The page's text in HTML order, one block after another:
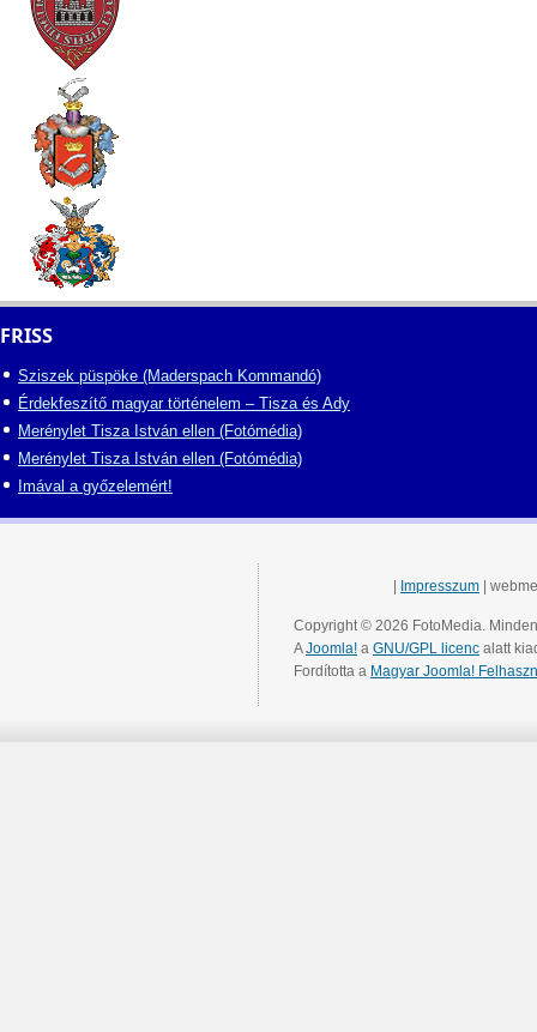
FRISS
Sziszek püspöke (Maderspach Kommandó)
Érdekfeszítő magyar történelem – Tisza és Ady
Merénylet Tisza István ellen (Fotómédia)
Merénylet Tisza István ellen (Fotómédia)
Imával a győzelemért!
Impresszum |
Copyright © 2026 FotoMedia.
AJoomla! a GNU/GPL licenc alatt
Fordította a Magyar Joomla!